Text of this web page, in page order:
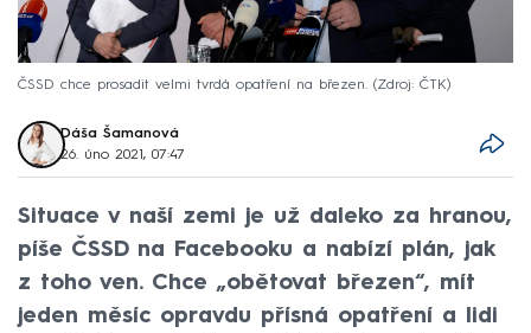
ČSSD chce prosadit velmi tvrdá opatření na březen. Zdroj: ČTK
Dáša Šamanová
26. úno 2021, 07:47
Situace v naší zemi je už daleko za hranou,
píše ČSSD na Facebooku a nabízí plán, jak
z toho ven. Chce „obětovat březen“, mít
jeden měsíc opravdu přísná opatření a lidi